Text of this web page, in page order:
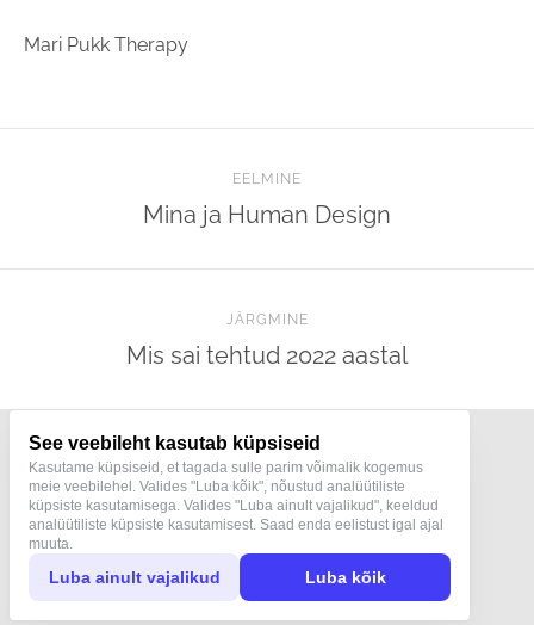
Mari Pukk Therapy
EELMINE
Mina ja Human Design
JÄRGMINE
Mis sai tehtud 2022 aastal
Terapeut ja konstellöör Mari Pukk
+372 5206027 |
mari@maripukk.ee
See veebileht kasutab küpsiseid
Kasutame küpsiseid, et tagada sulle parim võimalik kogemus
meie veebilehel. Valides "Luba kõik", nõustud analüütiliste
küpsiste kasutamisega. Valides "Luba ainult vajalikud", keeldud
analüütiliste küpsiste kasutamisest. Saad enda eelistust igal ajal
muuta.
Luba ainult vajalikud Luba kõik